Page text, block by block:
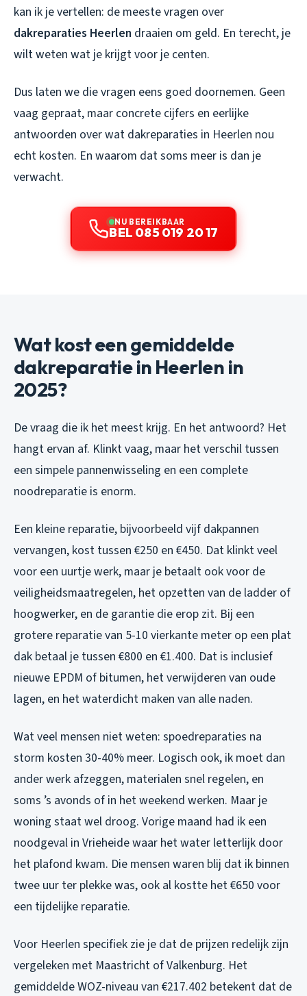
kan ik je vertellen: de meeste vragen over
dakreparaties Heerlen draaien om geld. En terecht, je
wilt weten wat je krijgt voor je centen.
Dus laten we die vragen eens goed doornemen. Geen
vaag gepraat, maar concrete cijfers en eerlijke
antwoorden over wat dakreparaties in Heerlen nou
echt kosten. En waarom dat soms meer is dan je
verwacht.
NU BEREIKBAAR
BEL 085 019 20 17
Wat kost een gemiddelde
dakreparatie in Heerlen in
2025?
De vraag die ik het meest krijg. En het antwoord? Het
hangt ervan af. Klinkt vaag, maar het verschil tussen
een simpele pannenwisseling en een complete
noodreparatie is enorm.
Een kleine reparatie, bijvoorbeeld vijf dakpannen
vervangen, kost tussen €250 en €450. Dat klinkt veel
voor een uurtje werk, maar je betaalt ook voor de
veiligheidsmaatregelen, het opzetten van de ladder of
hoogwerker, en de garantie die erop zit. Bij een
grotere reparatie van 5-10 vierkante meter op een plat
dak betaal je tussen €800 en €1.400. Dat is inclusief
nieuwe EPDM of bitumen, het verwijderen van oude
lagen, en het waterdicht maken van alle naden.
Wat veel mensen niet weten: spoedreparaties na
storm kosten 30-40% meer. Logisch ook, ik moet dan
ander werk afzeggen, materialen snel regelen, en
soms ’s avonds of in het weekend werken. Maar je
woning staat wel droog. Vorige maand had ik een
noodgeval in Vrieheide waar het water letterlijk door
het plafond kwam. Die mensen waren blij dat ik binnen
twee uur ter plekke was, ook al kostte het €650 voor
een tijdelijke reparatie.
Voor Heerlen specifiek zie je dat de prijzen redelijk zijn
vergeleken met Maastricht of Valkenburg. Het
gemiddelde WOZ-niveau van €217.402 betekent dat de